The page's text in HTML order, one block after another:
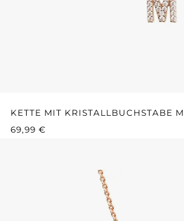
KETTE MIT KRISTALLBUCHSTABE M
REGULÄRER PREIS:
69,99 €